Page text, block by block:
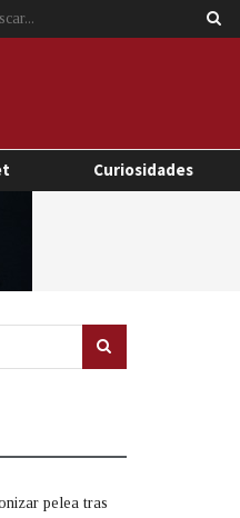
Curiosidades
pelea tras